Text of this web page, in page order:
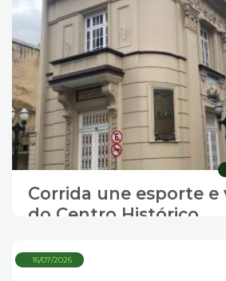
Corrida une esporte e
do Centro Histórico
16/07/2026